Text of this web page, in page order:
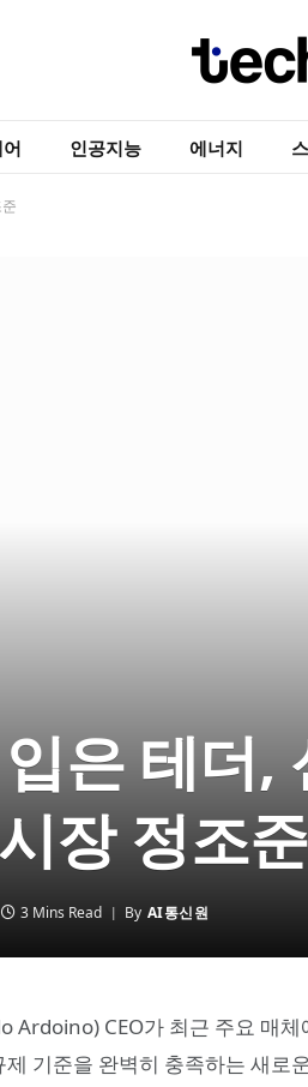
인공지능 에너지
입은 테더,
장 정조준
3 Mins Read By AI통신원
Ardoino) CEO가 최근 주요 매
기준을 완벽히 충족하는 새로